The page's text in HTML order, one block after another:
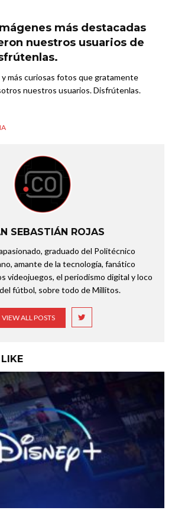
más destacadas
nuestros usuarios de
y más curiosas fotos que gratamente
nuestros usuarios. Disfrútenlas.
SEBASTIÁN ROJAS
graduado del Politécnico
amante de la tecnología, fanático
videojuegos, el periodismo digital y loco
fútbol, sobre todo de Millitos.
VIEW ALL POSTS